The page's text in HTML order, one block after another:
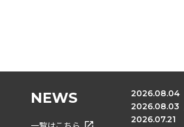
NEWS 2026.08.04
2026.08.03
2026.07.21